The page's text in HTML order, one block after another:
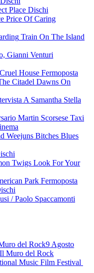
Place Dischi
Price Of Caring
Train On The Island
Gianni Venturi
Cruel House Fermoposta
Citadel Dawns On
A Samantha Stella
Martin Scorsese Taxi
Weejuns Bitches Blues
Twigs Look For Your
Park Fermoposta
/ Paolo Spaccamonti
9 Agosto
Muro del Rock